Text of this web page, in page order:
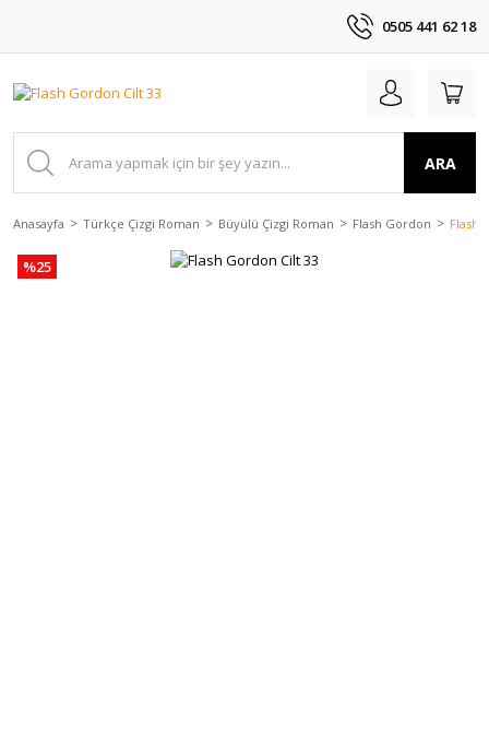
0505 441 62 18
ARA
Anasayfa Türkçe Çizgi Roman Büyülü Çizgi Roman Flash Gordon Flash
%25